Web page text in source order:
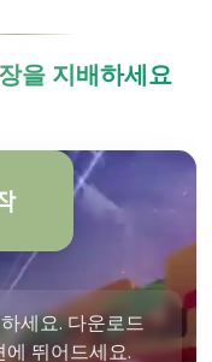
을 지배하세요
세요. 다운로드
뛰어드세요.